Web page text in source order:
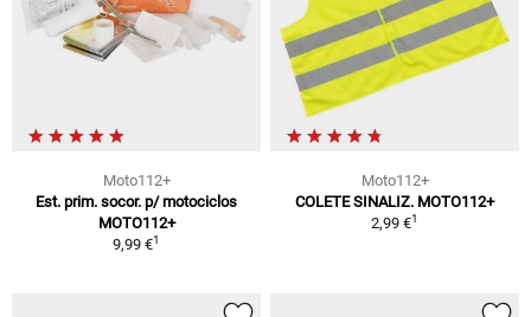
Moto112+
Est. prim. socor. p/ motociclos
MOTO112+
9,99 €1
Moto112+
COLETE SINALIZ. MOTO112+
2,99 €1